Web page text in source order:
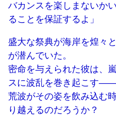
バカンスを楽しまないか
ることを保証するよ」
盛大な祭典が海岸を煌々
が潜んでいた。
密命を与えられた彼は、
スに波乱を巻き起こす
荒波がその姿を飲み込む
り越えるのだろうか？